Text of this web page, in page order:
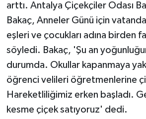
arttı. Antalya Çiçekçiler Odası
Bakaç, Anneler Günü için
eşleri ve çocukları adına birden
söyledi. Bakaç, 'Şu an
durumda. Okullar kapanmaya
öğrenci velileri öğretmenlerine
Hareketliliğimiz erken başladı.
kesme çiçek satıyoruz' dedi.